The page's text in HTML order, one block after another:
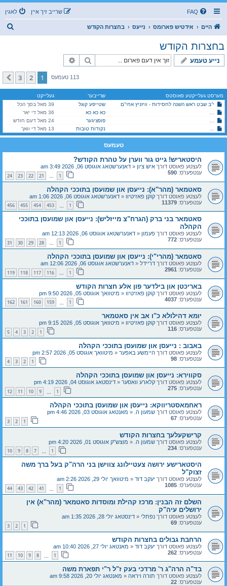
FAQ לאגין שרייב זיך איין
היים אידטיש פארומס נייעס בחצרות הקודש
בחצרות הקודש
נייע טעמע זוך
113 טעמעס 1
2
3
קומענדיגע
מערסט געלייקטע פאוסטס שרייבער
געלייקט
י”ב שבט ראש השנה לחסידות - וויזניץ אחי”ם
שטייפע קוגל
39 מאל בסך הכל
היסטארישע ירושה צעטיילונג צווישן בני הרה"ק בעל ברך משה זצוק"ל
כא כא כא
36 מאל די יאר
סאטמאר (מהר"א): נייעסן און שמועסן בתוככי הקהלהפופציגער
24 מאל דעם חודש
סאטמאר (מהר"א): נייעסן און שמועסן בתוככי הקהלהנקודות טובות 13 מאל די וואך
טעמעס
היסטאריש! גייט גור ווערן על טהרת הקודש?
לעצטע פאוסט דורך איש ציון « דאנערשטאג אוגוסט 06, 2026 3:49 am
ענטפערס: 590
1
…
21
22
23
24
סאטמאר (מהר"א): נייעסן און שמועסן בתוככי הקהלה
לעצטע פאוסט דורך קוקן פאזיטיוו « דאנערשטאג אוגוסט 06, 2026 1:06 am
ענטפערס: 11379
1
453
454
455
456
סאטמאר בני ברק (הגרח"צ מייזליש): נייעסן און שמועסן בתוככי
הקהלה
לעצטע פאוסט דורך פעמון « דאנערשטאג אוגוסט 06, 2026 12:13 am
ענטפערס: 772
1
…
28
29
30
31
סאטמאר (מהרי"י): נייעסן און שמועסן בתוככי הקהלה
לעצטע פאוסט דורך דריידל « דאנערשטאג אוגוסט 06, 2026 12:06 am
ענטפערס: 2961
1
…
116
117
118
119
באריכטן און בילדער פון אלע חצרות הקודש
לעצטע פאוסט דורך קוקן פאזיטיוו « מיטוואך אוגוסט 05, 2026 9:50 pm
ענטפערס: 4037
1
159
160
161
162
יומא דהילולא כ"ו אב אין סאטמאר
לעצטע פאוסט דורך קוקן פאזיטיוו « מיטוואך אוגוסט 05, 2026 9:15 pm
ענטפערס: 116
1
2
3
4
5
באבוב : נייעסן און שמועסן בתוככי הקהלה
לעצטע פאוסט דורך היימשע באפער « מיטוואך אוגוסט 05, 2026 2:57 pm
ענטפערס: 98
1
2
3
4
סקווירא: נייעסן און שמועסן בתוככי הקהלה
לעצטע פאוסט דורך קלארע וואסער « דינסטאג אוגוסט 04, 2026 4:19 pm
ענטפערס: 275
1
9
10
11
12
ראחמאסטריווקא: נייעסן און שמועסן בתוככי הקהלה
לעצטע פאוסט דורך שמעון ה. « מאנטאג אוגוסט 03, 2026 4:46 pm
ענטפערס: 67
1
2
3
קרישקעלעך בחצרות הקודש
לעצטע פאוסט דורך שמעון ה. « מוצש"ק אוגוסט 01, 2026 4:20 pm
ענטפערס: 234
1
7
8
9
10
היסטארישע ירושה צעטיילונג צווישן בני הרה"ק בעל ברך משה
זצוק"ל
לעצטע פאוסט דורך יעקב דוד « מיטוואך יולי 29, 2026 2:26 am
ענטפערס: 1085
1
41
42
43
44
השלם זה הבנין: מרכז קהילת ומוסדות סאטמאר (מהר"א) אין
ירושלים עיה"ק
לעצטע פאוסט דורך נפתלי « דינסטאג יולי 28, 2026 1:35 am
ענטפערס: 69
1
2
3
הרחבת גבולים בחצרות הקודש
לעצטע פאוסט דורך יעקב דוד « מאנטאג יולי 27, 2026 10:40 am
ענטפערס: 262
1
8
9
10
11
בד"ה הרה"ג ר' מרדכי בעק ז"ל ר"י תפארת משה
לעצטע פאוסט דורך תורה ויראה « מאנטאג יולי 20, 2026 9:58 am
ענטפערס: 22